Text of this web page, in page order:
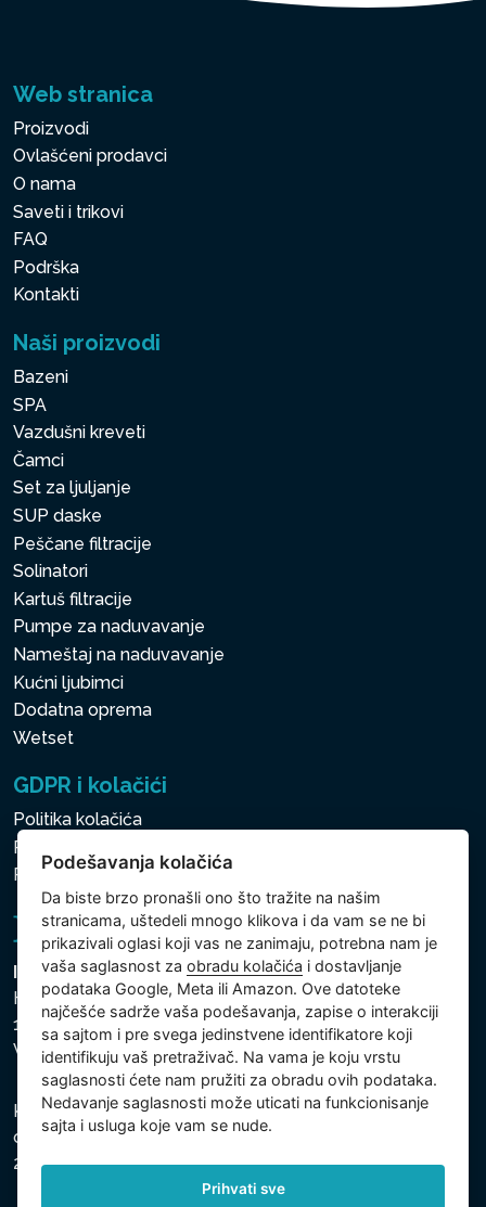
Web stranica
Proizvodi
Ovlašćeni prodavci
O nama
Saveti i trikovi
FAQ
Podrška
Kontakti
Naši proizvodi
Bazeni
SPA
Vazdušni kreveti
Čamci
Set za ljuljanje
SUP daske
Peščane filtracije
Solinatori
Kartuš filtracije
Pumpe za naduvavanje
Nameštaj na naduvavanje
Kućni ljubimci
Dodatna oprema
Wetset
GDPR i kolačići
Politika kolačića
Politika zaštite ličnih i drugih obrađivanih podataka
Politika kolačića
Intex Trading, s.r.o.
Hradecká 2526/3
130 00 Praha 3
Vinohrady - Česká republika
Kompanija je registrovana u Opštinskom sudu u Pragu,
odeljak C, uložak 74759, Identifikacioni broj kompanije:
26150808, Poreski identifikacioni broj: CZ26150808.
Podešavanja kolačića
Da biste brzo pronašli ono što tražite na našim
stranicama, uštedeli mnogo klikova i da vam se ne bi
prikazivali oglasi koji vas ne zanimaju, potrebna nam je
vaša saglasnost zaobradu kolačića i dostavljanje
podataka Google, Meta ili Amazon. Ove datoteke
najčešće sadrže vaša podešavanja, zapise o interakciji
sa sajtom i pre svega jedinstvene identifikatore koji
identifikuju vaš pretraživač. Na vama je koju vrstu
saglasnosti ćete nam pružiti za obradu ovih podataka.
Nedavanje saglasnosti može uticati na funkcionisanje
sajta i usluga koje vam se nude.
Prihvati sve